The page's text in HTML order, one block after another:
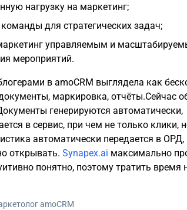
нагрузку на маркетинг;
для стратегических задач;
управляемым и
мероприятий.
в amoCRM выглядела как
маркировка, отчёты.Сейчас
генерируются автоматически,
в сервис, при чем не только клики,
автоматически передается в
открывать. Synapex.ai максимально
понятно, поэтому тратить время
amoCRM